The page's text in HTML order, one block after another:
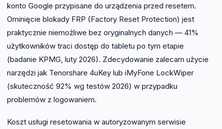
konto Google przypisane do urządzenia przed resetem.
Ominięcie blokady FRP (Factory Reset Protection) jest
praktycznie niemożliwe bez oryginalnych danych — 41%
użytkowników traci dostęp do tabletu po tym etapie
(badanie KPMG, luty 2026). Zdecydowanie zalecam użycie
narzędzi jak Tenorshare 4uKey lub iMyFone LockWiper
(skuteczność 92% wg testów 2026) w przypadku
problemów z logowaniem.
Koszt usługi resetowania w autoryzowanym serwisie